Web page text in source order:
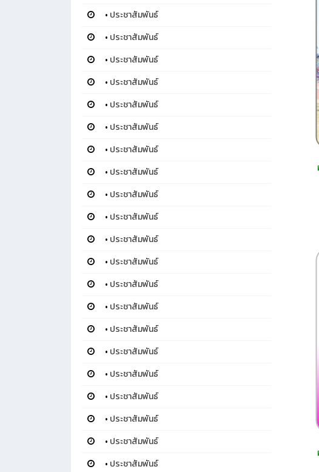
• ประชาสัมพันธ์
• ประชาสัมพันธ์
• ประชาสัมพันธ์
• ประชาสัมพันธ์
• ประชาสัมพันธ์
• ประชาสัมพันธ์
• ประชาสัมพันธ์
• ประชาสัมพันธ์
• ประชาสัมพันธ์
• ประชาสัมพันธ์
• ประชาสัมพันธ์
• ประชาสัมพันธ์
• ประชาสัมพันธ์
• ประชาสัมพันธ์
• ประชาสัมพันธ์
• ประชาสัมพันธ์
• ประชาสัมพันธ์
• ประชาสัมพันธ์
• ประชาสัมพันธ์
• ประชาสัมพันธ์
• ประชาสัมพันธ์